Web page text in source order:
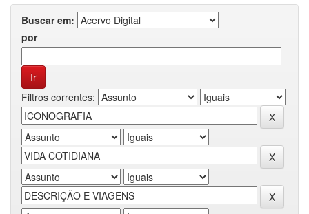
Buscar em:
por
Filtros correntes: